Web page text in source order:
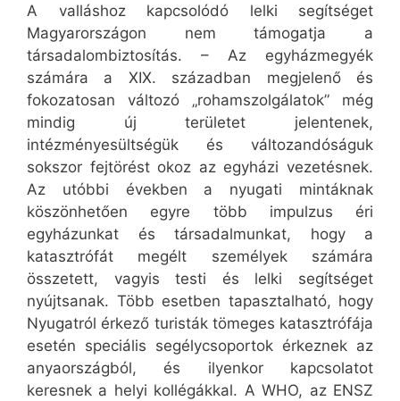
A valláshoz kapcsolódó lelki segítséget
Magyarországon nem támogatja a
társadalombiztosítás. – Az egyházmegyék
számára a XIX. században megjelenő és
fokozatosan változó „rohamszolgálatok” még
mindig új területet jelentenek,
intézményesültségük és változandóságuk
sokszor fejtörést okoz az egyházi vezetésnek.
Az utóbbi években a nyugati mintáknak
köszönhetően egyre több impulzus éri
egyházunkat és társadalmunkat, hogy a
katasztrófát megélt személyek számára
összetett, vagyis testi és lelki segítséget
nyújtsanak. Több esetben tapasztalható, hogy
Nyugatról érkező turisták tömeges katasztrófája
esetén speciális segélycsoportok érkeznek az
anyaországból, és ilyenkor kapcsolatot
keresnek a helyi kollégákkal. A WHO, az ENSZ